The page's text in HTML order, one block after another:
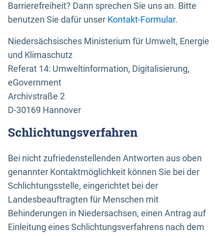
Barrierefreiheit? Dann sprechen Sie uns an. Bitte
benutzen Sie dafür unser Kontakt-Formular.
Niedersächsisches Ministerium für Umwelt, Energie
und Klimaschutz
Referat 14: Umweltinformation, Digitalisierung,
eGovernment
Archivstraße 2
D-30169 Hannover
Schlichtungsverfahren
Bei nicht zufriedenstellenden Antworten aus oben
genannter Kontaktmöglichkeit können Sie bei der
Schlichtungsstelle, eingerichtet bei der
Landesbeauftragten für Menschen mit
Behinderungen in Niedersachsen, einen Antrag auf
Einleitung eines Schlichtungsverfahrens nach dem